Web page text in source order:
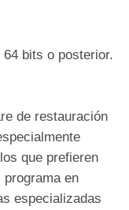
bits o posterior.
de restauración
que prefieren
en
especializadas